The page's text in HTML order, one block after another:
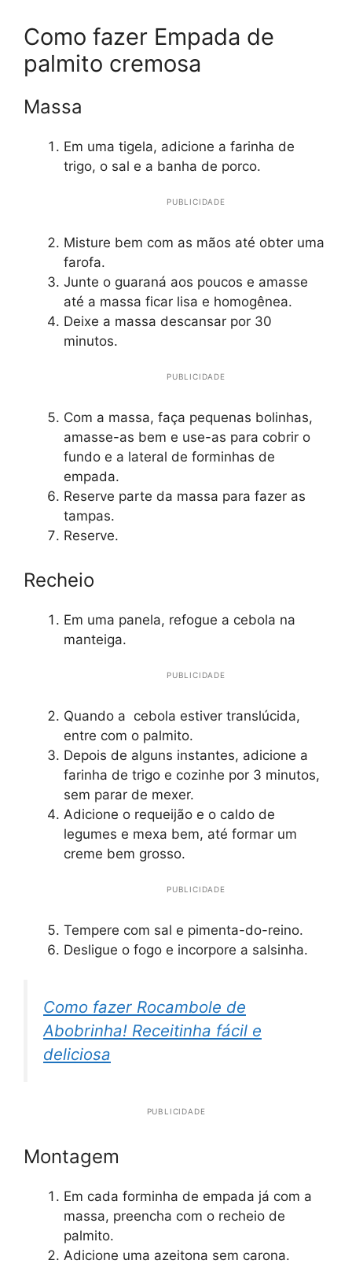
Como fazer Empada de
palmito cremosa
Massa
Em uma tigela, adicione a farinha de
trigo, o sal e a banha de porco.
PUBLICIDADE
Misture bem com as mãos até obter uma
farofa.
Junte o guaraná aos poucos e amasse
até a massa ficar lisa e homogênea.
Deixe a massa descansar por 30
minutos.
PUBLICIDADE
Com a massa, faça pequenas bolinhas,
amasse-as bem e use-as para cobrir o
fundo e a lateral de forminhas de
empada.
Reserve parte da massa para fazer as
tampas.
Reserve.
Recheio
Em uma panela, refogue a cebola na
manteiga.
PUBLICIDADE
Quando a cebola estiver translúcida,
entre com o palmito.
Depois de alguns instantes, adicione a
farinha de trigo e cozinhe por 3 minutos,
sem parar de mexer.
Adicione o requeijão e o caldo de
legumes e mexa bem, até formar um
creme bem grosso.
PUBLICIDADE
Tempere com sal e pimenta-do-reino.
Desligue o fogo e incorpore a salsinha.
Como fazer Rocambole de
Abobrinha! Receitinha fácil e
deliciosa
PUBLICIDADE
Montagem
Em cada forminha de empada já com a
massa, preencha com o recheio de
palmito.
Adicione uma azeitona sem carona.